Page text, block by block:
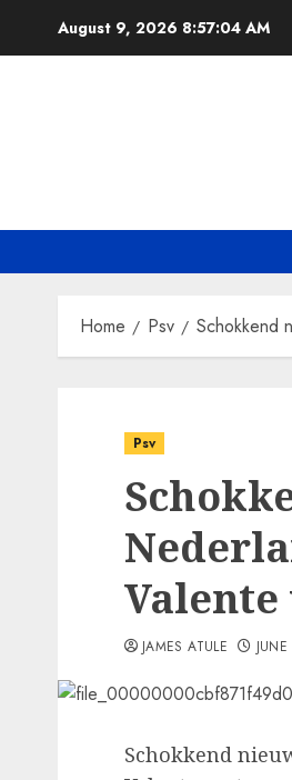
August 9, 2026 8:57:05 AM
Home Psv Schokkend
Psv
JAMES ATULE
Schokkend